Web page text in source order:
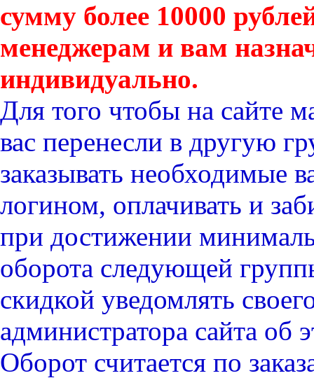
сумму более 10000
менеджерам и вам
индивидуально.
Для того чтобы на сайте
вас перенесли в другую
заказывать необходимые
логином, оплачивать и
при достижении
оборота следующей
скидкой уведомлять
администратора сайта об
Оборот считается по